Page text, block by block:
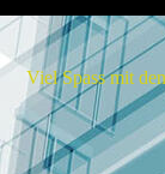
Viel Spass mit